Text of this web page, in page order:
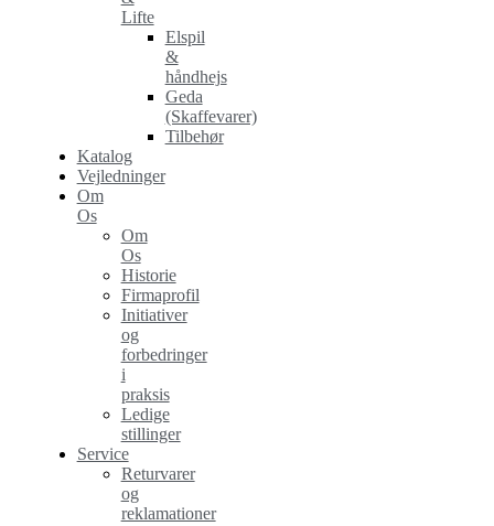
Lifte
Elspil
&
håndhejs
Geda
(Skaffevarer)
Tilbehør
Katalog
Vejledninger
Om
Os
Om
Os
Historie
Firmaprofil
Initiativer
og
forbedringer
i
praksis
Ledige
stillinger
Service
Returvarer
og
reklamationer